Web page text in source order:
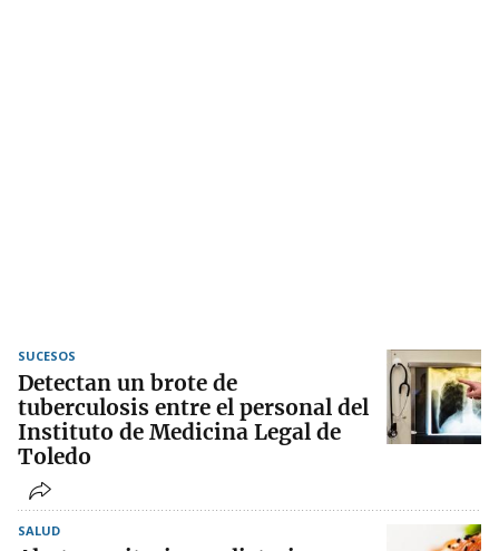
SUCESOS
Detectan un brote de
tuberculosis entre el personal del
Instituto de Medicina Legal de
Toledo
SALUD